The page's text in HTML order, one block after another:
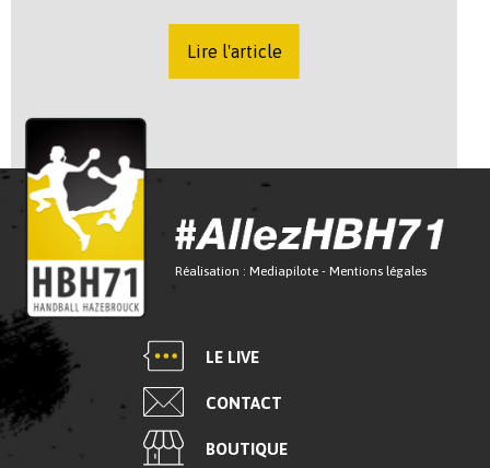
Lire l'article
Réalisation : Mediapilote - Mentions légales
LE LIVE
CONTACT
BOUTIQUE